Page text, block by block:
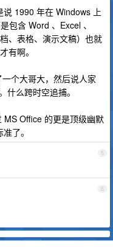
1990 年在 Windows 上
包含 Word 、Excel 、
、表格、演示文稿）也就
有啊。
个大哥大，然后说人家
什么跨时空追捕。
MS Office 的更是顶级幽默
了。
5
6